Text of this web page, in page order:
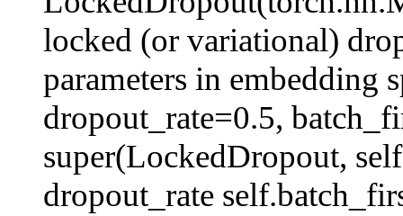
locked (or variational)
parameters in embedding
dropout_rate=0.5,
super(LockedDropout,
dropout_rate